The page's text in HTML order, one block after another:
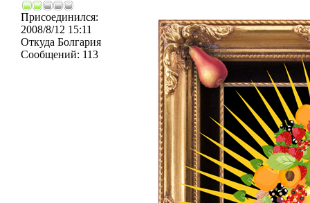
Присоединился:
2008/8/12 15:11
Откуда Болгария
Сообщений: 113